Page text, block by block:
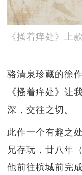
《搔着痒处》上款
骆清泉珍藏的徐
《搔着痒处》让
深，交往之切。
此作一个有趣之
兄存玩，廿八年
他前往槟城前完